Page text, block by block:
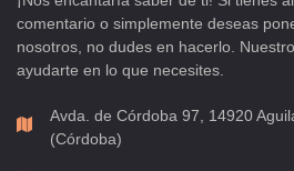
comentario o simplemente deseas
nosotros, no dudes en hacerlo.
ayudarte en lo que necesites.
Avda. de Córdoba 97, 14920
(Córdoba)